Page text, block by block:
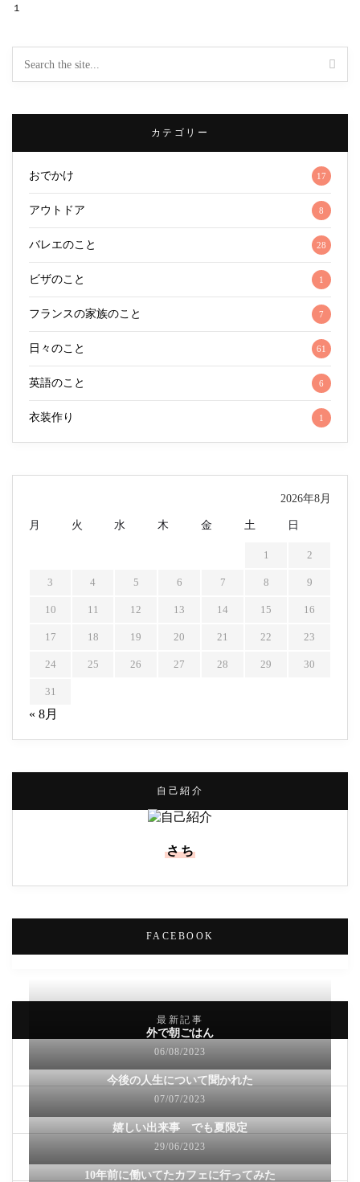
１
カテゴリー
おでかけ 17
アウトドア 8
バレエのこと 28
ビザのこと 1
フランスの家族のこと 7
日々のこと 61
英語のこと 6
衣装作り 1
2026年8月
月 火 水 木 金 土 日
1 2
3 4 5 6 7 8 9
10 11 12 13 14 15 16
17 18 19 20 21 22 23
24 25 26 27 28 29 30
31
« 8月
自己紹介
さち
FACEBOOK
最新記事
外で朝ごはん
06/08/2023
今後の人生について聞かれた
07/07/2023
嬉しい出来事 でも夏限定
29/06/2023
10年前に働いてたカフェに行ってみた